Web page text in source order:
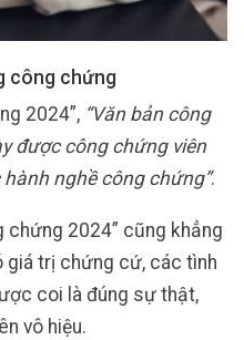
công chứng
2024”, “Văn bản công
được công chứng viên
nghề công chứng”.
chứng 2024” cũng khẳng
giá trị chứng cứ, các tình
coi là đúng sự thật,
vô hiệu.